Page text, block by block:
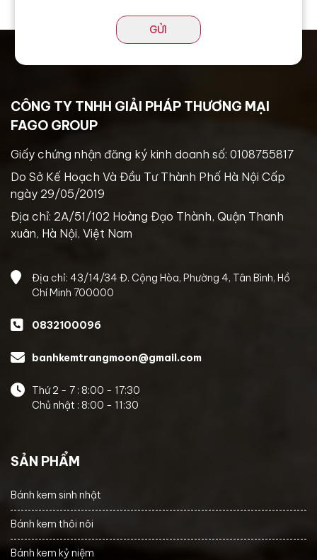
GỬI
CÔNG TY TNHH GIẢI PHÁP THƯƠNG MẠI
FAGO GROUP
Giấy chứng nhận đăng ký kinh doanh số: 0108755817
Do Sở Kế Hoạch Và Đầu Tư Thành Phố Hà Nội Cấp
ngày 29/05/2019
Địa chỉ: 2A/51/102 Hoàng Đạo Thành, Quận Thanh
xuân, Hà Nội, Việt Nam
Địa chỉ: 43/14/34 Đ. Cộng Hòa, Phường 4, Tân Bình, Hồ
Chí Minh 700000
0832100096
banhkemtrangmoon@gmail.com
Thứ 2 - 7 : 8:00 - 17:30
Chủ nhật : 8:00 - 11:30
SẢN PHẨM
Bánh kem sinh nhật
Bánh kem thôi nôi
Bánh kem kỷ niệm